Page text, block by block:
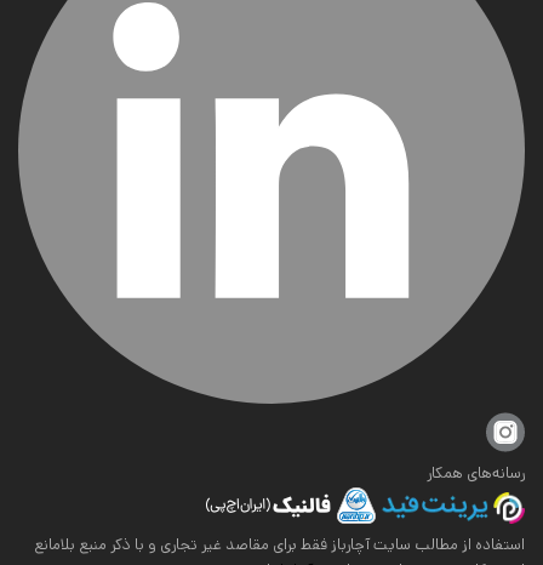
رسانه‌های همکار
استفاده از مطالب سایت آچارباز فقط برای مقاصد غیر تجاری و با ذکر منبع بلامانع